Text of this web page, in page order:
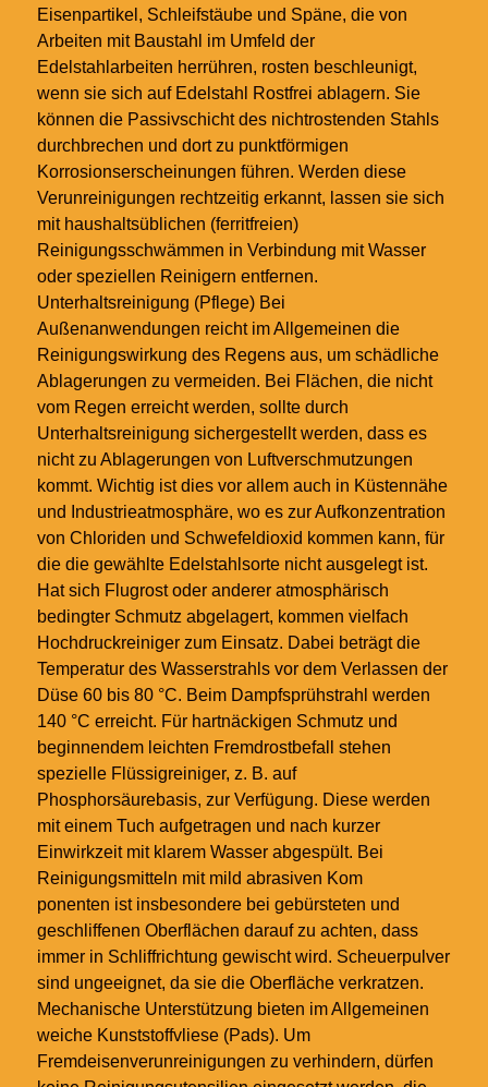
Eisenpartikel, Schleifstäube und Späne, die von
Arbeiten mit Baustahl im Umfeld der
Edelstahlarbeiten herrühren, rosten beschleunigt,
wenn sie sich auf Edelstahl Rostfrei ablagern. Sie
können die Passivschicht des nichtrostenden Stahls
durchbrechen und dort zu punktförmigen
Korrosionserscheinungen führen. Werden diese
Verunreinigungen rechtzeitig erkannt, lassen sie sich
mit haushaltsüblichen (ferritfreien)
Reinigungsschwämmen in Verbindung mit Wasser
oder speziellen Reinigern entfernen.
Unterhaltsreinigung (Pflege) Bei
Außenanwendungen reicht im Allgemeinen die
Reinigungswirkung des Regens aus, um schädliche
Ablagerungen zu vermeiden. Bei Flächen, die nicht
vom Regen erreicht werden, sollte durch
Unterhaltsreinigung sichergestellt werden, dass es
nicht zu Ablagerungen von Luftverschmutzungen
kommt. Wichtig ist dies vor allem auch in Küstennähe
und Industrieatmosphäre, wo es zur Aufkonzentration
von Chloriden und Schwefeldioxid kommen kann, für
die die gewählte Edelstahlsorte nicht ausgelegt ist.
Hat sich Flugrost oder anderer atmosphärisch
bedingter Schmutz abgelagert, kommen vielfach
Hochdruckreiniger zum Einsatz. Dabei beträgt die
Temperatur des Wasserstrahls vor dem Verlassen der
Düse 60 bis 80 °C. Beim Dampfsprühstrahl werden
140 °C erreicht. Für hartnäckigen Schmutz und
beginnendem leichten Fremdrostbefall stehen
spezielle Flüssigreiniger, z. B. auf
Phosphorsäurebasis, zur Verfügung. Diese werden
mit einem Tuch aufgetragen und nach kurzer
Einwirkzeit mit klarem Wasser abgespült. Bei
Reinigungsmitteln mit mild abrasiven Kom
ponenten ist insbesondere bei gebürsteten und
geschliffenen Oberflächen darauf zu achten, dass
immer in Schliffrichtung gewischt wird. Scheuerpulver
sind ungeeignet, da sie die Oberfläche verkratzen.
Mechanische Unterstützung bieten im Allgemeinen
weiche Kunststoffvliese (Pads). Um
Fremdeisenverunreinigungen zu verhindern, dürfen